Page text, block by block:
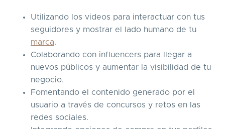
Utilizando los videos para interactuar con tus
seguidores y mostrar el lado humano de tu
marca.
Colaborando con influencers para llegar a
nuevos públicos y aumentar la visibilidad de tu
negocio.
Fomentando el contenido generado por el
usuario a través de concursos y retos en las
redes sociales.